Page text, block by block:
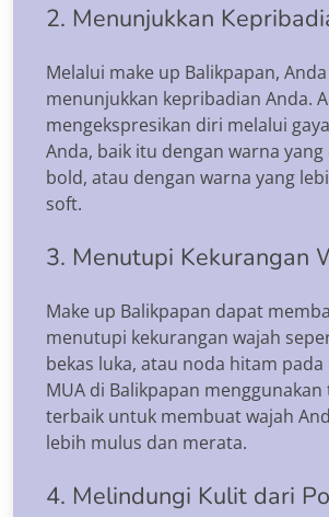
2. Menunjukkan
Melalui make up Balikpapan,
menunjukkan kepribadian Anda.
mengekspresikan diri melalui
Anda, baik itu dengan warna
bold, atau dengan warna yang
soft.
3. Menutupi Kekurangan
Make up Balikpapan dapat
menutupi kekurangan wajah
bekas luka, atau noda hitam pada
MUA di Balikpapan
terbaik untuk membuat wajah
lebih mulus dan merata.
4. Melindungi Kulit dari